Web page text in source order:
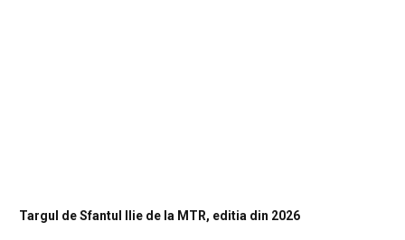
Targul de Sfantul Ilie de la MTR, editia din 2026